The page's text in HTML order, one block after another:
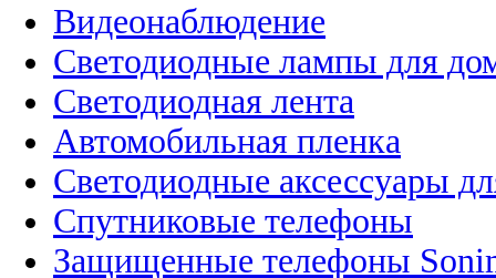
Видеонаблюдение
Светодиодные лампы для
Светодиодная лента
Автомобильная пленка
Светодиодные аксессуары
Спутниковые телефоны
Защищенные телефоны